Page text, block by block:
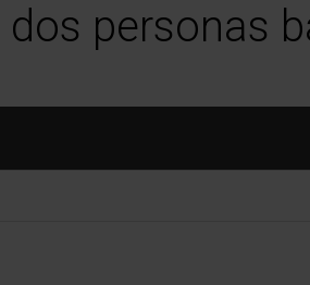
personas